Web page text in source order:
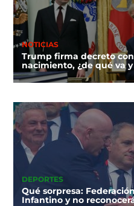
NOTICIAS
Trump firma decreto
nacimiento, ¿de qué va
DEPORTES
Qué sorpresa:
Infantino y no